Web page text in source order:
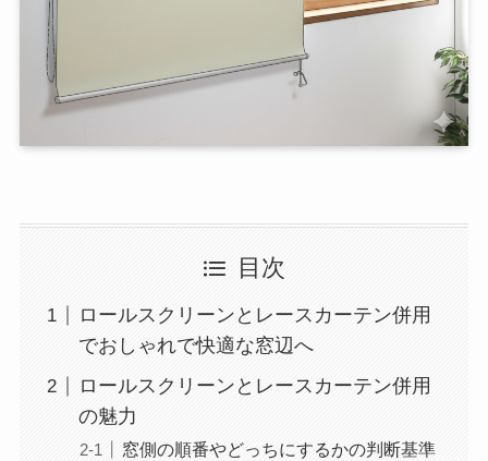
目次
ロールスクリーンとレースカーテン併用
でおしゃれで快適な窓辺へ
ロールスクリーンとレースカーテン併用
の魅力
窓側の順番やどっちにするかの判断基準